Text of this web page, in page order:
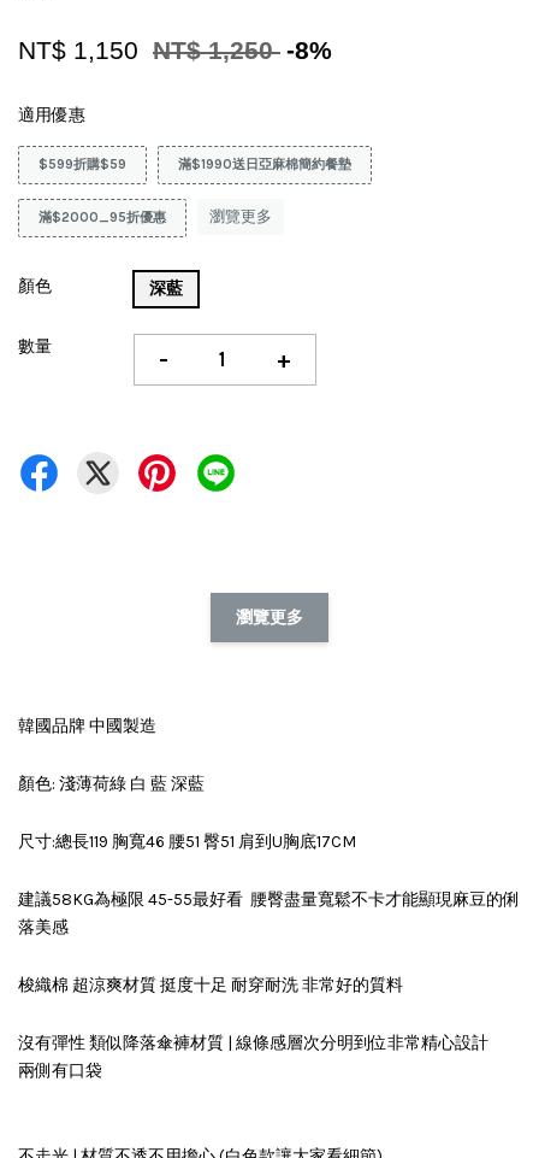
NT$ 1,150 NT$ 1,250 -8%
適用優惠
$599折購$59 滿$1990送日亞麻棉簡約餐墊
滿$2000_95折優惠 瀏覽更多
顏色 深藍
數量 - +
瀏覽更多
韓國品牌 中國製造
顏色: 淺薄荷綠 白 藍 深藍
尺寸:總長119 胸寬46 腰51 臀51 肩到U胸底17CM
建議58KG為極限 45-55最好看 腰臀盡量寬鬆不卡才能顯現麻豆的俐
落美感
梭織棉 超涼爽材質 挺度十足 耐穿耐洗 非常好的質料
沒有彈性 類似降落傘褲材質 | 線條感層次分明到位非常精心設計
兩側有口袋